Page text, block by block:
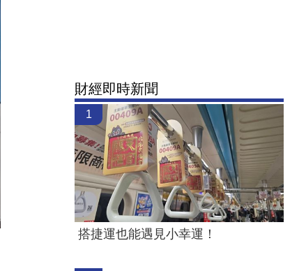
財經即時新聞
1
搭捷運也能遇見小幸運！